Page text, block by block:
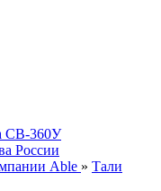
СВ-360У
России
Able » Тали